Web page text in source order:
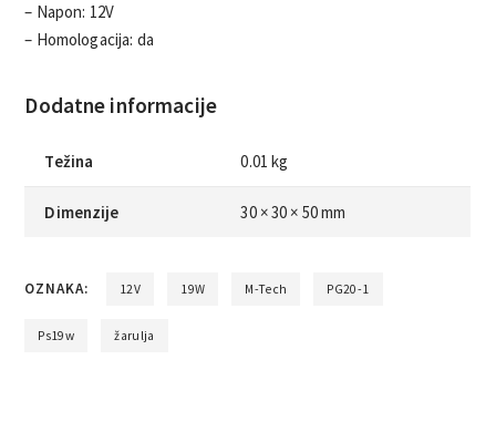
– Napon: 12V
– Homologacija: da
Dodatne informacije
Težina 0.01 kg
Dimenzije 30 × 30 × 50 mm
OZNAKA: 12V 19W M-Tech PG20-1
Ps19w žarulja